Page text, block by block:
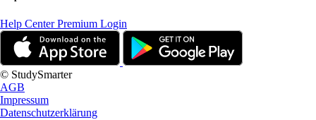
Help CenterPremium Login
© StudySmarter
AGB
Impressum
Datenschutzerklärung